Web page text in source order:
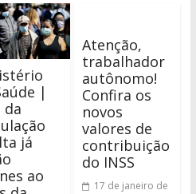
|
da
já
ao
Atenção,
trabalhador
autônomo!
Confira os
novos
valores de
contribuição
do INSS
17 de janeiro de